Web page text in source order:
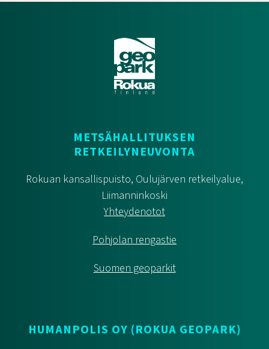
METSÄHALLITUKSEN
RETKEILYNEUVONTA
Rokuan kansallispuisto, Oulujärven retkeilyalue,
Liimanninkoski
Yhteydenotot
Pohjolan rengastie
Suomen geoparkit
HUMANPOLIS OY (ROKUA GEOPARK)